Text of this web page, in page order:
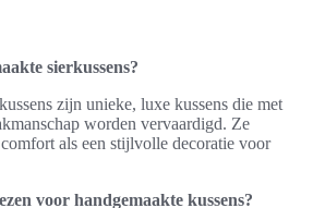
sierkussens?
zijn unieke, luxe kussens die met
worden vervaardigd. Ze
als een stijlvolle decoratie voor
voor handgemaakte kussens?